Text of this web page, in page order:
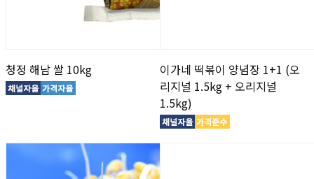
청정 해남 쌀 10kg
이가네 떡볶이 양념장 1+1 (오
리지널 1.5kg + 오리지널
1.5kg)